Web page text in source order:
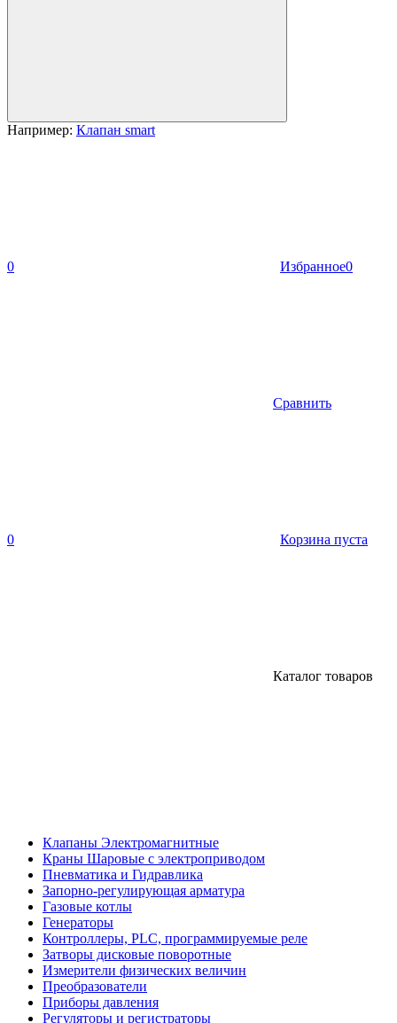
Например: Клапан smart
0 Избранное0
Сравнить
0 Корзина пуста
Каталог товаров
Клапаны Электромагнитные
Краны Шаровые с электроприводом
Пневматика и Гидравлика
Запорно-регулирующая арматура
Газовые котлы
Генераторы
Контроллеры, PLС, программируемые реле
Затворы дисковые поворотные
Измерители физических величин
Преобразователи
Приборы давления
Регуляторы и регистраторы